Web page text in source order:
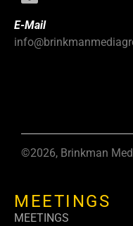
E-Mail
©2026, Brinkman
MEETINGS
MEETINGS